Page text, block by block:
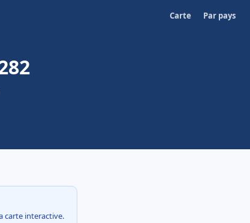
Carte Par pays
carte interactive.